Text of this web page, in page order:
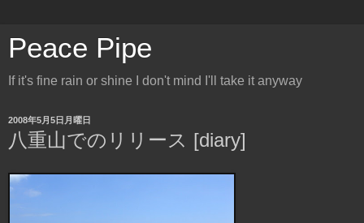
Peace Pipe
If it's fine rain or shine I don't mind I'll take it anyway
2008年5月5日月曜日
八重山でのリリース [diary]